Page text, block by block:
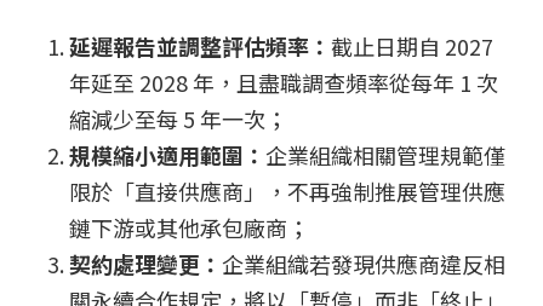
延遲報告並調整評估頻率： 截止日期自 2027
年延至 2028 年，且盡職調查頻率從每年 1 次
縮減少至每 5 年一次；
規模縮小適用範圍： 企業組織相關管理規範僅
限於「直接供應商」，不再強制推展管理供應
鏈下游或其他承包廠商；
契約處理變更： 企業組織若發現供應商違反相